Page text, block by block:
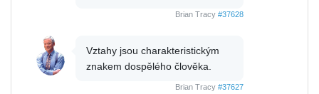
Brian Tracy #37628
Vztahy jsou charakteristickým
znakem dospělého člověka.
Brian Tracy #37627